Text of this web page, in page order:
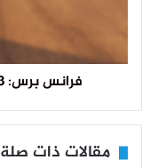
فرانس برس: 73 ألف حالة طلاق خلال عام 2022
مقالات ذات صلة